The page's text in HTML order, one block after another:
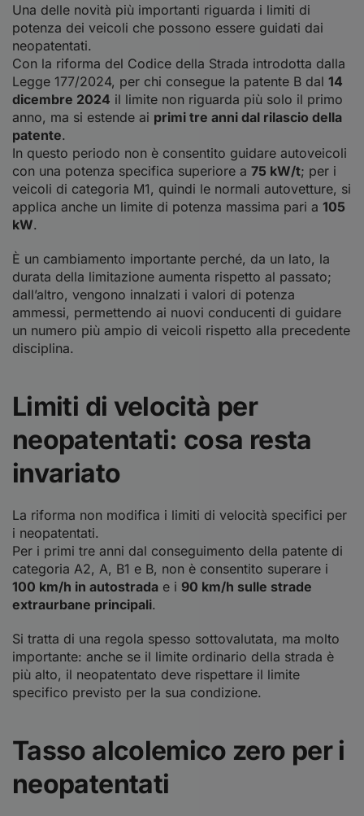
Una delle novità più importanti riguarda i limiti di
potenza dei veicoli che possono essere guidati dai
neopatentati.
Con la riforma del Codice della Strada introdotta dalla
Legge 177/2024, per chi consegue la patente B dal 14
dicembre 2024 il limite non riguarda più solo il primo
anno, ma si estende ai primi tre anni dal rilascio della
patente.
In questo periodo non è consentito guidare autoveicoli
con una potenza specifica superiore a 75 kW/t; per i
veicoli di categoria M1, quindi le normali autovetture, si
applica anche un limite di potenza massima pari a 105
kW.
È un cambiamento importante perché, da un lato, la
durata della limitazione aumenta rispetto al passato;
dall’altro, vengono innalzati i valori di potenza
ammessi, permettendo ai nuovi conducenti di guidare
un numero più ampio di veicoli rispetto alla precedente
disciplina.
Limiti di velocità per
neopatentati: cosa resta
invariato
La riforma non modifica i limiti di velocità specifici per
i neopatentati.
Per i primi tre anni dal conseguimento della patente di
categoria A2, A, B1 e B, non è consentito superare i
100 km/h in autostrada e i 90 km/h sulle strade
extraurbane principali.
Si tratta di una regola spesso sottovalutata, ma molto
importante: anche se il limite ordinario della strada è
più alto, il neopatentato deve rispettare il limite
specifico previsto per la sua condizione.
Tasso alcolemico zero per i
neopatentati